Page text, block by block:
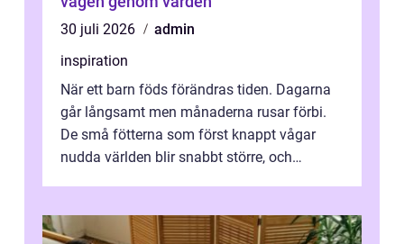
30 juli 2026
admin
inspiration
När ett barn föds förändras tiden. Dagarna
går långsamt men månaderna rusar förbi.
De små fötterna som först knappt vågar
nudda världen blir snabbt större, och